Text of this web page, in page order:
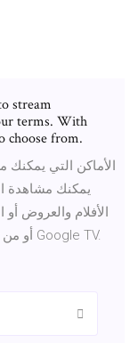
stream
terms. With
choose from.
الأماكن التي يمكنك
يمكنك مشاهدة
الأفلام والعروض
التلفزيون في Google Play أو من تطبيق Google TV.